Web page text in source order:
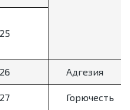
25
26 Адгезия
27 Горючесть